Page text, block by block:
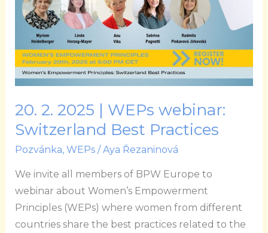
20. 2. 2025 | WEPs webinar:
Switzerland Best Practices
Pozvánka, WEPs/Aya Řezaninová
We invite all members of BPW Europe to
webinar about Women’s Empowerment
Principles (WEPs) where women from different
countries share the best practices related to the
WEPs
webinar:
Switzerland
Best